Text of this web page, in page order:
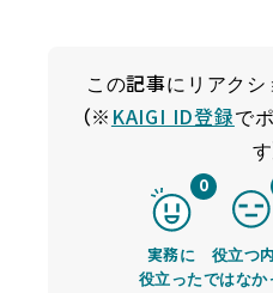
この記事にリアクシ
（※ KAIGI ID登録で
す
0
実務に
役立った
役立つ
ではなか